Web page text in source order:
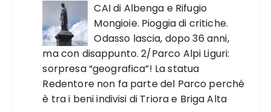
CAI di Albenga e Rifugio
Mongioie. Pioggia di critiche.
Odasso lascia, dopo 36 anni,
ma con disappunto. 2/Parco Alpi Liguri:
sorpresa “geografica”! La statua
Redentore non fa parte del Parco perché
è tra i beni indivisi di Triora e Briga Alta